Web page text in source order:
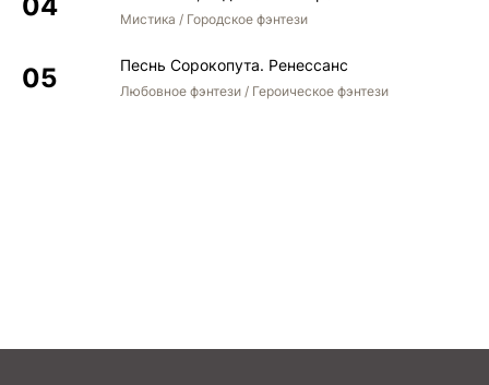
Мистика / Городское фэнтези
Песнь Сорокопута. Ренессанс
Любовное фэнтези / Героическое фэнтези